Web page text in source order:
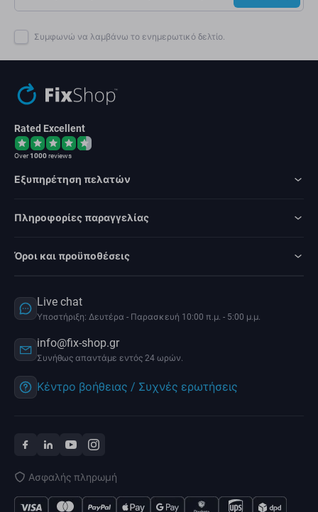
Συμφωνώ να λαμβάνω το ενημερωτικό δελτίο.
Rated Excellent
Over1000reviews
Εξυπηρέτηση πελατών
Πληροφορίες παραγγελίας
Όροι και προϋποθέσεις
Live chat
Υποστήριξη: Δευτέρα - Παρασκευή 10:00 π.μ. - 5:00 μ.μ.
info@fix-shop.gr
Συνήθως απαντάμε εντός 24 ωρών.
Κέντρο βοήθειας / Συχνές ερωτήσεις
Ασφαλής πληρωμή